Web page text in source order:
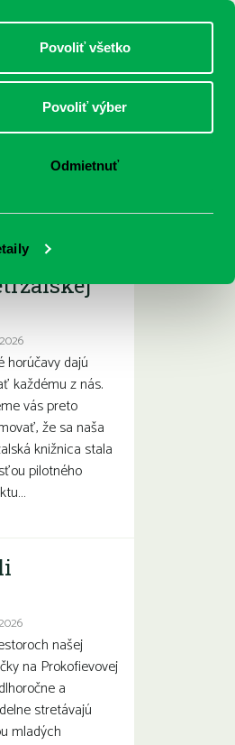
Povoliť všetko
Povoliť výber
Odmietnuť
DOSPELÍ
horúčavy dajú
každému z nás.
vás preto
že sa naša
knižnica stala
pilotného
našej
na Prokofievovej
a
stretávajú
mladých